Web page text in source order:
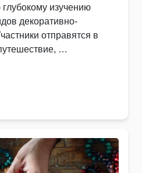
изучению
декоративно-
отправятся в
…